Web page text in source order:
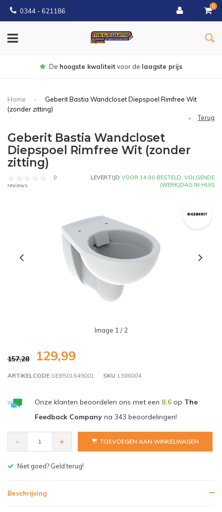
0344 - 621186
0
Gratisbezorgd vanaf € 150
Home
Geberit Bastia Wandcloset Diepspoel Rimfree Wit
(zonder zitting)
Terug
Geberit Bastia Wandcloset
Diepspoel Rimfree Wit (zonder
zitting)
0
reviews
LEVERTIJD VOOR 14:00 BESTELD, VOLGENDE
(WERK)DAG IN HUIS
Image 1 / 2
157,28 129,99
ARTIKELCODE GEB501649001 SKU 1386004
Onze klanten beoordelen ons met een 8,6op The
Feedback Companyna 343 beoordelingen!
- + TOEVOEGEN AAN WINKELWAGEN
Gratis bezorgen v.a. € 150,- (NL)
Beschrijving